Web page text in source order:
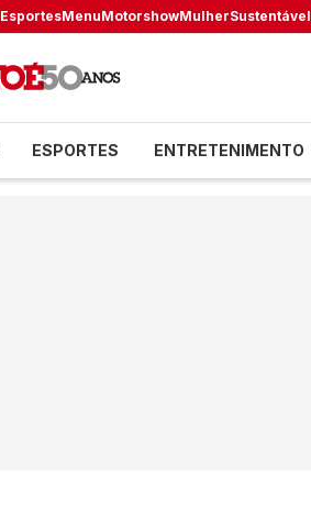
EsportesMenuMotorshowMulherSustentável
ESPORTES ENTRETENIMENTO